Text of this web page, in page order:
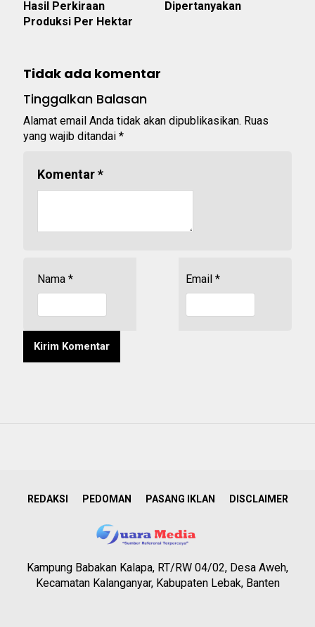
Hasil Perkiraan
Produksi Per Hektar
Dipertanyakan
Tidak ada komentar
Tinggalkan Balasan
Alamat email Anda tidak akan dipublikasikan. Ruas
yang wajib ditandai *
Komentar*
Nama * Email *
REDAKSI PEDOMAN PASANG IKLAN DISCLAIMER
Kampung Babakan Kalapa, RT/RW 04/02, Desa Aweh,
Kecamatan Kalanganyar, Kabupaten Lebak, Banten